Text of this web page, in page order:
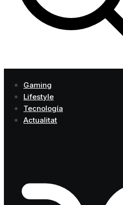
Gaming
Lifestyle
Tecnología
Actualitat